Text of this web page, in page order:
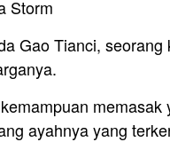
Storm
Gao Tianci,
ayahnya yang